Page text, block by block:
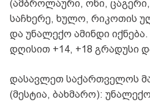
(ამბროლაური, ონი,
საჩხერე, ხულო, რიკოთის
და უნალექო ამინდი
დღისით +14, +18 გრადუსი
დასავლეთ საქართველოს
(მესტია, ბახმარო):